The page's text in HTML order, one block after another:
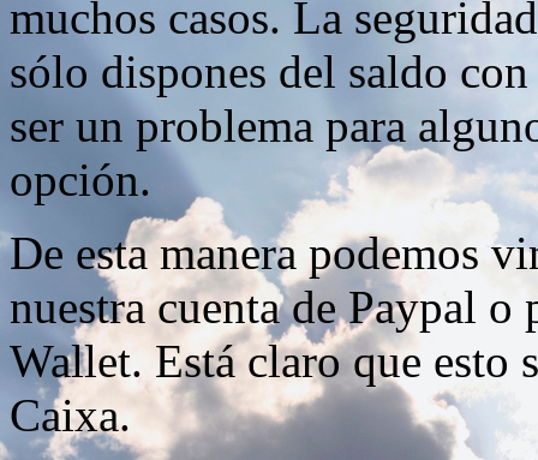
muchos casos. La
sólo dispones del saldo
ser un problema para
opción.
De esta manera podemos
nuestra cuenta de Paypal o
Wallet. Está claro que esto
Caixa.